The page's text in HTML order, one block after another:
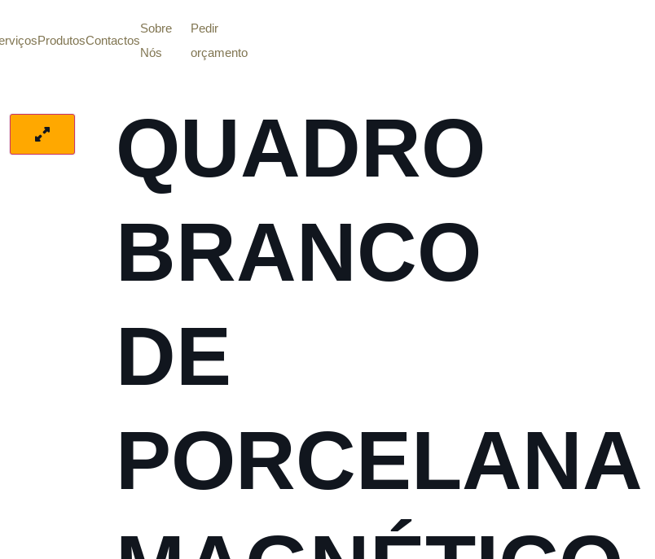
ProdutosContactos
Sobre
Nós
Pedir
orçamento
QUADRO
BRANCO
DE
PORCELANA